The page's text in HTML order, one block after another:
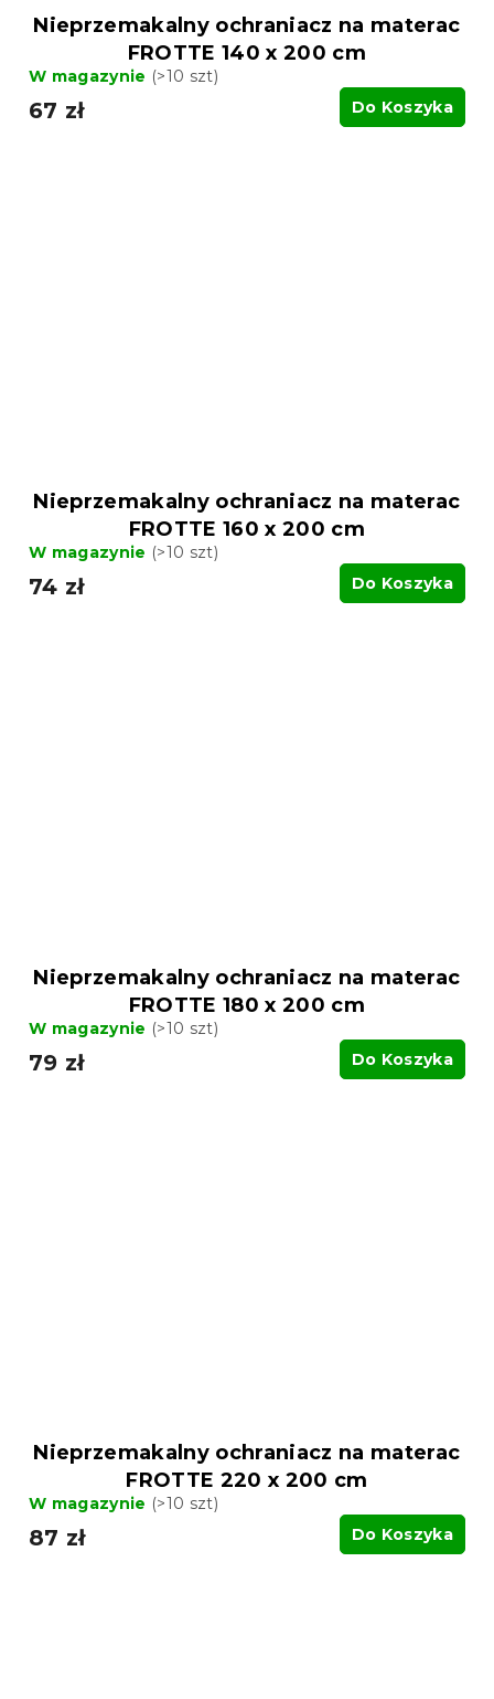
Nieprzemakalny ochraniacz na materac
FROTTE 140 x 200 cm
W magazynie (>10 szt)
67 zł Do Koszyka
Nieprzemakalny ochraniacz na materac
FROTTE 160 x 200 cm
W magazynie (>10 szt)
74 zł Do Koszyka
Nieprzemakalny ochraniacz na materac
FROTTE 180 x 200 cm
W magazynie (>10 szt)
79 zł Do Koszyka
Nieprzemakalny ochraniacz na materac
FROTTE 220 x 200 cm
W magazynie (>10 szt)
87 zł Do Koszyka